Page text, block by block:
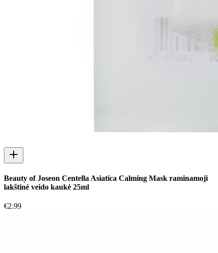
Beauty of Joseon Centella Asiatica Calming Mask raminamoji
lakštinė veido kaukė 25ml
€2.99